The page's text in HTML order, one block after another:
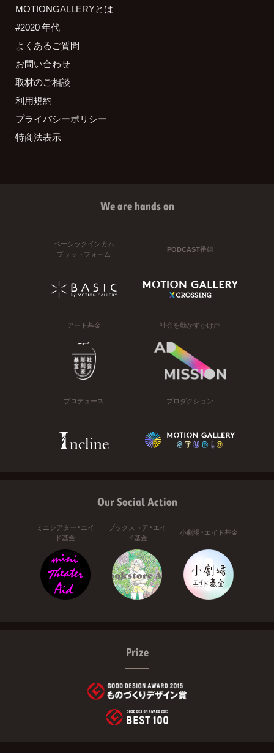
MOTIONGALLERYとは
#2020 年代
よくあるご質問
お問い合わせ
取材のご相談
利用規約
プライバシーポリシー
特商法表示
We are hands on
ベーシックインカム
プラットフォーム
PODCAST番組
アート基金 社会を動かすかけ声
プロデュース プロダクション
Our Social Action
ミニシアター・エイ
ド基金
ブックストア・エイ
ド基金
小劇場・エイド基金
Prize